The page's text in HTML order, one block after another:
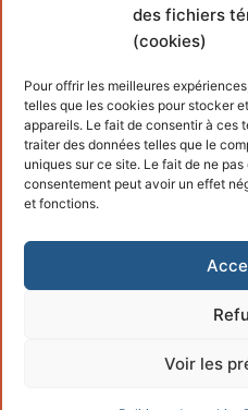
des fichiers
(cookies)
Pour offrir les meilleures
telles que les cookies pour stocker
appareils. Le fait de consentir à ces
traiter des données telles que le
uniques sur ce site. Le fait de ne
consentement peut avoir un effet
et fonctions.
Voir les
INFORMATIONS
Conditions générales
Politique de cookies
Copyright © 2026 – Propulsé